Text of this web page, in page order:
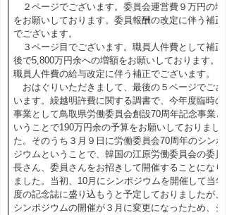
２ページでございます。委員会運営費９万円の増
をお願いしております。委員報酬の改定に伴う補正
でございます。
３ページ目でございます。職員人件費として補正
後で5,800万円余への増額をお願いしております。
職員人件費の給与改定に伴う補正でございます。
おはぐりいただきまして、最後の５ページでござ
います。繰越明許費に関する調書で、今年度臨時の
事業として鳥取県労働委員会創設70周年記念事業と
いうことで190万円余の予算をお願いしておりまし
た。そのうち３月９日に労働委員会70周年のシンポ
ジウムということで、韓国の江原労働委員会の委員
長さん、委員さんをお招きして開催することになり
ました。当初、10月にシンポジウムを開催して当年
度の記念誌に盛り込もうと予定しておりましたが、
シンポジウムの開催が３月に変更になったため、シ